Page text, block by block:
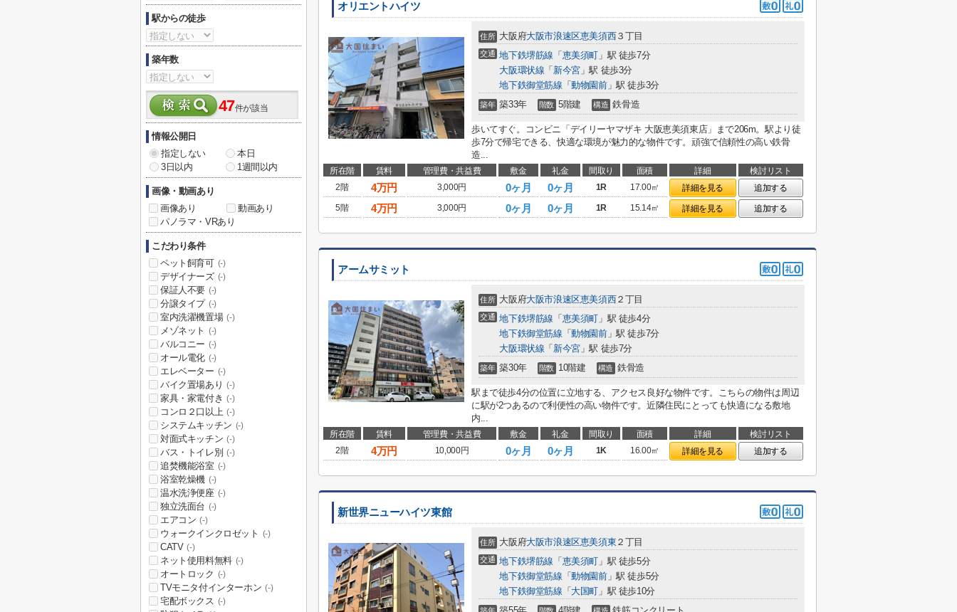
オリエントハイツ
住所 大阪府大阪市浪速区恵美須西３丁目
交通 地下鉄堺筋線 「 恵美須町 」駅 徒歩7分
大阪環状線 「 新今宮」駅 徒歩3分
地下鉄御堂筋線 「動物園前」駅 徒歩3分
築年 築33年 階数 5階建 構造 鉄骨造
歩いてすぐ。コンビニ「デイリーヤマザキ 大阪恵美須東店」まで206m。駅より徒
歩7分で帰宅できる、快適な環境が魅力的な物件です。頑強で信頼性の高い鉄骨
造...
所在階 賃料 管理費・共益費 敷金 礼金 間取り 面積 詳細
検討リスト
2階
4万円 3,000円 0ヶ月 0ヶ月 1R 17.00㎡ 詳細を見る
追加する
5階
4万円 3,000円 0ヶ月 0ヶ月 1R 15.14㎡ 詳細を見る 追加する
アームサミット
住所 大阪府大阪市浪速区恵美須西２丁目
交通 地下鉄堺筋線 「 恵美須町 」駅 徒歩4分
地下鉄御堂筋線 「動物園前」駅 徒歩7分
大阪環状線 「 新今宮」駅 徒歩7分
築年 築30年 階数 10階建 構造 鉄骨造
駅まで徒歩4分の位置に立地する、アクセス良好な物件です。こちらの物件は周辺
に駅が2つあるので利便性の高い物件です。近隣住民にとっても快適になる敷地
内...
所在階 賃料 管理費・共益費 敷金 礼金 間取り 面積 詳細
検討リスト
2階
4万円 10,000円 0ヶ月 0ヶ月 1K 16.00㎡ 詳細を見る 追加する
新世界ニューハイツ東館
住所 大阪府大阪市浪速区恵美須東 ２丁目
交通 地下鉄堺筋線 「 恵美須町 」駅 徒歩5分
地下鉄御堂筋線 「動物園前」駅 徒歩5分
地下鉄御堂筋線 「 大国町 」駅 徒歩10分
駅からの徒歩
築年数
47件が該当
情報公開日
指定しない
本日
3日以内
1週間以内
画像・動画あり
画像あり
動画あり
パノラマ・VRあり
こだわり条件
ペット飼育可 (-)
デザイナーズ (-)
保証人不要 (-)
分譲タイプ (-)
室内洗濯機置場 (-)
メゾネット (-)
バルコニー (-)
オール電化 (-)
エレベーター (-)
バイク置場あり (-)
家具・家電付き (-)
コンロ２口以上 (-)
システムキッチン (-)
対面式キッチン (-)
バス・トイレ別 (-)
追焚機能浴室 (-)
浴室乾燥機 (-)
温水洗浄便座 (-)
独立洗面台 (-)
エアコン (-)
ウォークインクロゼット (-)
CATV (-)
ネット使用料無料 (-)
オートロック (-)
TVモニタ付インターホン (-)
宅配ボックス (-)